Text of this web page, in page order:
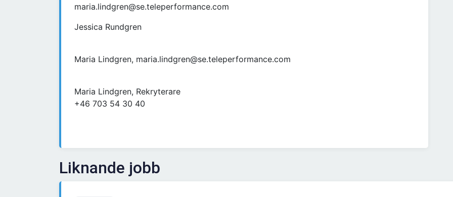
maria.lindgren@se.teleperformance.com
Jessica Rundgren
Maria Lindgren, maria.lindgren@se.teleperformance.com
Maria Lindgren, Rekryterare
+46 703 54 30 40
Liknande jobb